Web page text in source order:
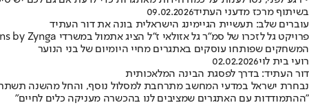
בשיתוף מרכז מדעני העתיד09.02.2026
עוברים שלב: תעשיית הגיימינג הישראלית בונה את דור העתיד
המשחקים שפותחו עוסקים באתגרים מחיי היומיום של בני הנוער
רועי בית לוי02.02.2026
דור העתיד: בדרך לפסגת הבינה המלאכותית
נבחרת ישראל במדעי המחשב מתרחבת למסלול נוסף, והחל מהשנה תשתתף
"ההתמודדות עם האתגרים שמציבים לנו בהכשרה מעניקה כלים לחיים"